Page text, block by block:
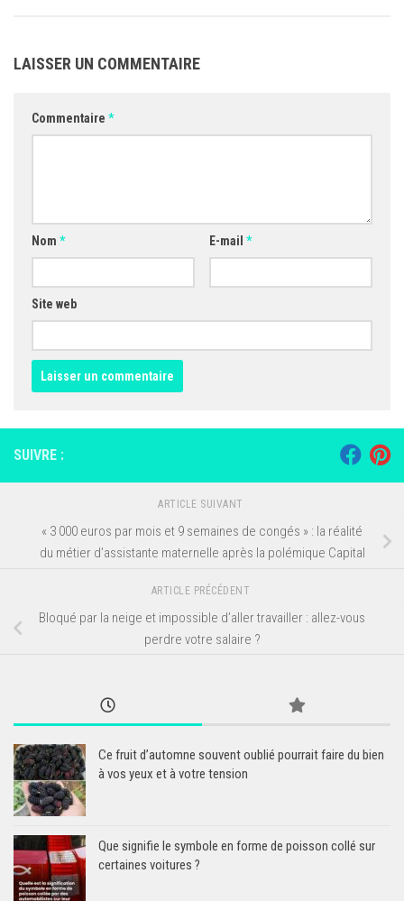
LAISSER UN COMMENTAIRE
Commentaire *
Nom * E-mail *
Site web
SUIVRE :
ARTICLE SUIVANT
« 3 000 euros par mois et 9 semaines de congés » : la réalité
du métier d’assistante maternelle après la polémique Capital
ARTICLE PRÉCÉDENT
Bloqué par la neige et impossible d’aller travailler : allez-vous
perdre votre salaire ?
Ce fruit d’automne souvent oublié pourrait faire du bien
à vos yeux et à votre tension
Que signifie le symbole en forme de poisson collé sur
certaines voitures ?